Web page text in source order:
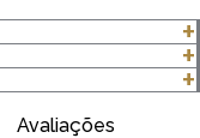
Avaliações